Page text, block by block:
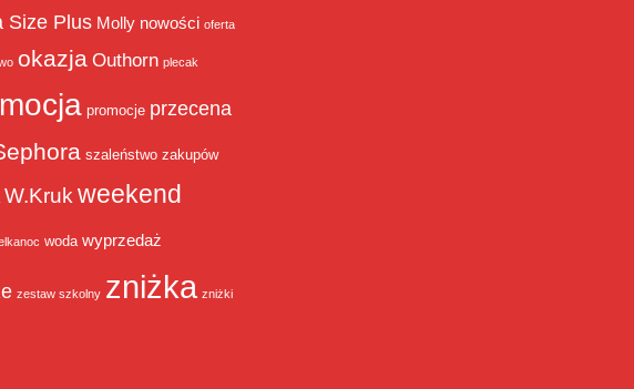
Size Plus Molly nowości oferta
okazja Outhorn plecak
promocje przecena
szaleństwo zakupów
W.Kruk weekend
woda wyprzedaż
zestaw szkolny zniżka zniżki